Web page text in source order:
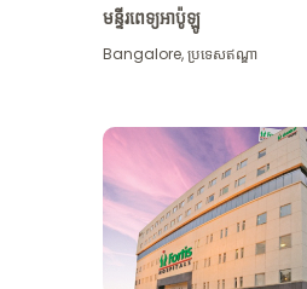
មើល​ច្រើន​ទៀត
មន្ទីរពេទ្យអាប៉ូឡូ
Bangalore,ប្រទេសឥណ្ឌា